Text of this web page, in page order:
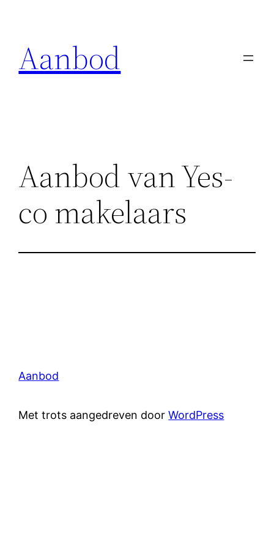
inhoud
Aanbod
Aanbod van Yes-
co makelaars
Aanbod
Met trots aangedreven doorWordPress